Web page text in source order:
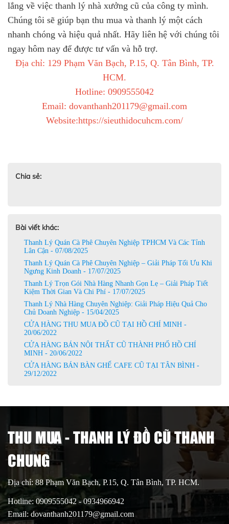
lắng về việc thanh lý nhà xưởng cũ của công ty mình.
Chúng tôi sẽ giúp bạn thu mua và thanh lý một cách
nhanh chóng và hiệu quả nhất. Hãy liên hệ với chúng tôi
ngay hôm nay để được tư vấn và hỗ trợ.
Địa chỉ: 129 Phạm Văn Bạch, P.15, Q. Tân Bình, TP.
HCM.
Hotline: 0909555042
Email: dovanthanh201179@gmail.com
Website:https://sieuthidocuhcm.com/
Chia sẻ:
Bài viết khác:
Thanh Lý Quán Cà Phê Chuyên Nghiệp TPHCM Và Các Tỉnh
Lân Cận - 07/08/2025
Thanh Lý Quán Cà Phê Chuyên Nghiệp – Giải Pháp Tối Ưu Khi
Ngưng Kinh Doanh - 17/07/2025
Thanh Lý Trọn Gói Nhà Hàng Nhanh Gọn Lẹ – Giải Pháp Tiết
Kiệm Thời Gian Và Chi Phí - 17/07/2025
Thanh Lý Nhà Hàng Chuyên Nghiệp: Giải Pháp Hiệu Quả Cho
Chủ Doanh Nghiệp - 15/04/2025
CỬA HÀNG THU MUA ĐỒ CŨ TẠI HỒ CHÍ MINH -
20/06/2022
CỬA HÀNG BÁN NỘI THẤT CŨ THÀNH PHỐ HỒ CHÍ
MINH - 20/06/2022
CỬA HÀNG BÁN BÀN GHẾ CAFE CŨ TẠI TÂN BÌNH -
29/12/2022
THU MUA - THANH LÝ ĐỒ CŨ THANH
CHUNG
Địa chỉ: 88 Phạm Văn Bạch, P.15, Q. Tân Bình, TP. HCM.
Hotline: 0909555042 - 0934966942
Email: dovanthanh201179@gmail.com